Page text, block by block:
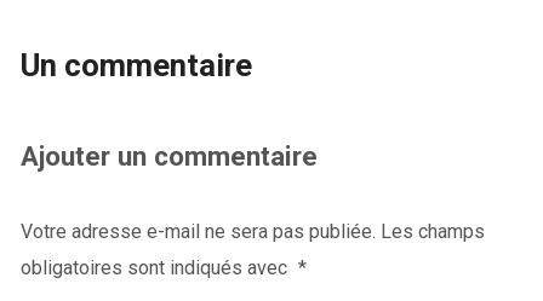
Un commentaire
Ajouter un commentaire
Votre adresse e-mail ne sera pas publiée. Les champs
obligatoires sont indiqués avec *